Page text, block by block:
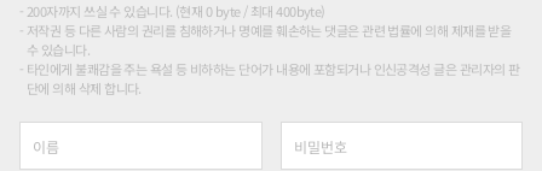
200자까지 쓰실 수 있습니다. (현재 0 byte / 최대 400byte)
저작권 등 다른 사람의 권리를 침해하거나 명예를 훼손하는 댓글은 관련 법률에 의해 제재를 받을
수 있습니다.
타인에게 불쾌감을 주는 욕설 등 비하하는 단어가 내용에 포함되거나 인신공격성 글은 관리자의 판
단에 의해 삭제 합니다.